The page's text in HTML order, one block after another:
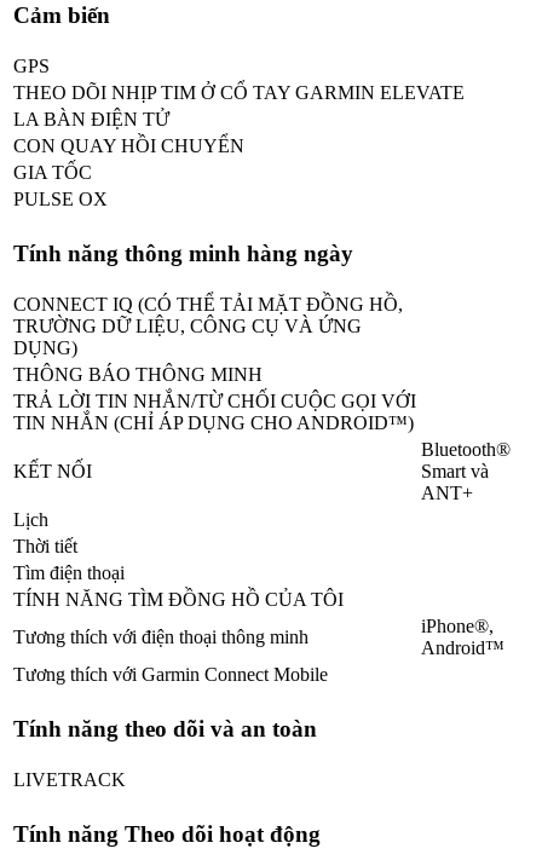
Cảm biến
GPS
THEO DÕI NHỊP TIM Ở CỔ TAY GARMIN ELEVATE
LA BÀN ĐIỆN TỬ
CON QUAY HỒI CHUYỂN
GIA TỐC
PULSE OX
Tính năng thông minh hàng ngày
CONNECT IQ (CÓ THỂ TẢI MẶT ĐỒNG HỒ,
TRƯỜNG DỮ LIỆU, CÔNG CỤ VÀ ỨNG
DỤNG)
THÔNG BÁO THÔNG MINH
TRẢ LỜI TIN NHẮN/TỪ CHỐI CUỘC GỌI VỚI
TIN NHẮN (CHỈ ÁP DỤNG CHO ANDROID™)
KẾT NỐI
Bluetooth®
Smart và
ANT+
Lịch
Thời tiết
Tìm điện thoại
TÍNH NĂNG TÌM ĐỒNG HỒ CỦA TÔI
Tương thích với điện thoại thông minh
iPhone®,
Android™
Tương thích với Garmin Connect Mobile
Tính năng theo dõi và an toàn
LIVETRACK
Tính năng Theo dõi hoạt động